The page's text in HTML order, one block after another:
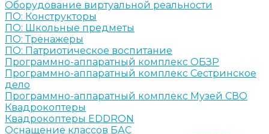
Оборудование виртуальной реальности
ПО: Конструкторы
ПО: Школьные предметы
ПО: Тренажеры
ПО: Патриотическое воспитание
Программно-аппаратный комплекс ОБЗР
Программно-аппаратный комплекс Сестринское
дело
Программно-аппаратный комплекс Музей СВО
Квадрокоптеры
Квадрокоптеры EDDRON
Оснащение классов БАС